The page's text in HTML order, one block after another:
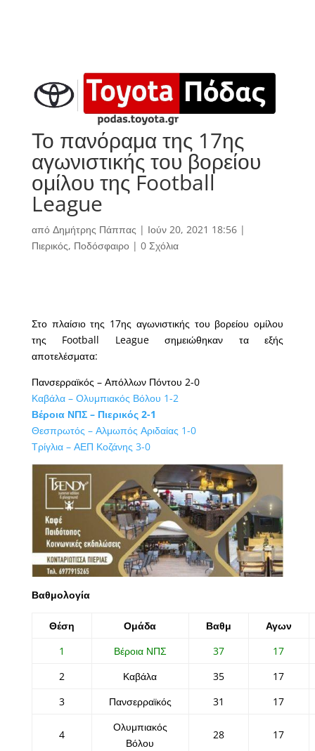
Το πανόραμα της 17ης
αγωνιστικής του βορείου
ομίλου της Football
League
από Δημήτρης Πάππας | Ιούν 20, 2021 18:56|
Πιερικός, Ποδόσφαιρο| 0 Σχόλια
Στο πλαίσιο της 17ης αγωνιστικής του βορείου ομίλου
της Football League σημειώθηκαν τα εξής
αποτελέσματα:
Πανσερραϊκός – Απόλλων Πόντου 2-0
Καβάλα – Ολυμπιακός Βόλου 1-2
Βέροια ΝΠΣ – Πιερικός 2-1
Θεσπρωτός – Αλμωπός Αριδαίας 1-0
Τρίγλια – ΑΕΠ Κοζάνης 3-0
Βαθμολογία
Θέση Ομάδα Βαθμ
Αγων
1
Βέροια ΝΠΣ 37
17
2
Καβάλα 35
17
3
Πανσερραϊκός 31 17
4
Ολυμπιακός
Βόλου
28 17